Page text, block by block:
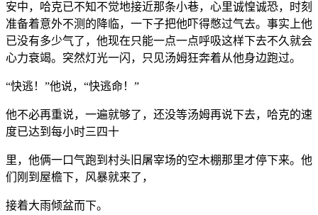
安中，哈克已不知不觉地接近那条小巷，心里诚惶诚恐，时刻
准备着意外不测的降临，一下子把他吓得憋过气去。事实上他
已没有多少气了，他现在只能一点一点呼吸这样下去不久就会
心力衰竭。突然灯光一闪，只见汤姆狂奔着从他身边跑过。
“快逃！”他说，“快逃命！”
他不必再重说，一遍就够了，还没等汤姆再说下去，哈克的速
度已达到每小时三四十
里，他俩一口气跑到村头旧屠宰场的空木棚那里才停下来。他
们刚到屋檐下，风暴就来了，
接着大雨倾盆而下。